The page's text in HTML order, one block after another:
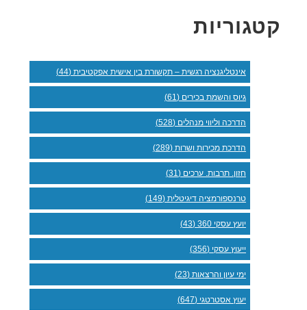
קטגוריות
אינטליגנציה רגשית – תקשורת בין אישית אפקטיבית (44)
גיוס והשמת בכירים (61)
הדרכה וליווי מנהלים (528)
הדרכת מכירות ושרות (289)
חזון. תרבות. ערכים (31)
טרנספורמציה דיגיטלית (149)
יועץ עסקי 360 (43)
ייעוץ עסקי (356)
ימי עיון והרצאות (23)
יעוץ אסטרטגי (647)